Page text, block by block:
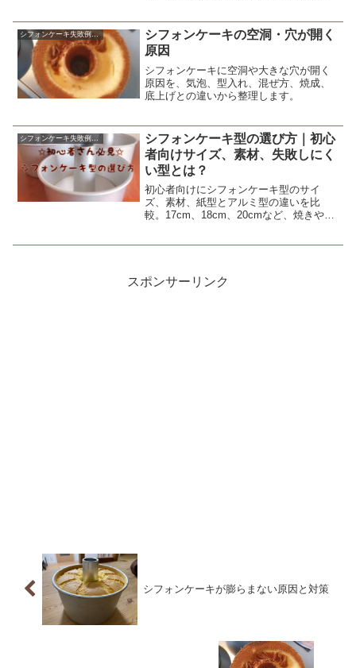
シフォンケーキ失敗例の原因と対策
シフォンケーキの空洞・穴が開く
原因
シフォンケーキに空洞や大きな穴が開く
原因を、気泡、型入れ、混ぜ方、焼成、
底上げとの違いから整理します。
シフォンケーキ型の選び方｜初心
者向けサイズ、素材、失敗しにく
い型とは？
初心者向けにシフォンケーキ型のサイ
ズ、素材、紙型とアルミ型の違いを比
較。17cm、18cm、20cmなど、焼きやす
スポンサーリンク
シフォンケーキが膨らまない原因と対策